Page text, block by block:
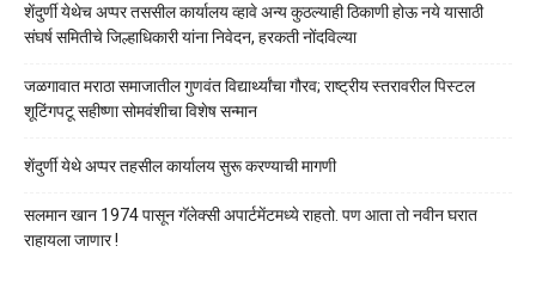
शेंदुर्णी येथेच अप्पर तससील कार्यालय व्हावे अन्य कुठल्याही ठिकाणी होऊ नये यासाठी
संघर्ष समितीचे जिल्हाधिकारी यांना निवेदन, हरकती नोंदविल्या
जळगावात मराठा समाजातील गुणवंत विद्यार्थ्यांचा गौरव; राष्ट्रीय स्तरावरील पिस्टल
शूटिंगपटू सहीष्णा सोमवंशीचा विशेष सन्मान
शेंदुर्णी येथे अप्पर तहसील कार्यालय सुरू करण्याची मागणी
सलमान खान 1974 पासून गॅलेक्सी अपार्टमेंटमध्ये राहतो. पण आता तो नवीन घरात
राहायला जाणार !